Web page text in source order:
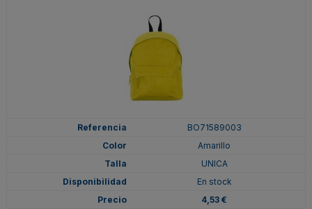
BO71589003
Amarillo
UNICA
En stock
4,53 €